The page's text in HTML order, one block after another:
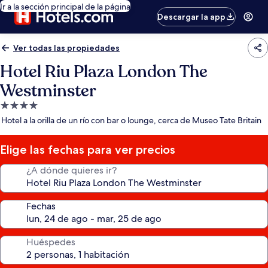
Ir a la sección principal de la página
Descargar la app
Ver todas las propiedades
Hotel Riu Plaza London The
Westminster
Propiedad
de
estrellas
Hotel a la orilla de un río con bar o lounge, cerca de Museo Tate Britain
Elige las fechas para ver precios
¿A dónde quieres ir?
Fechas
Huéspedes